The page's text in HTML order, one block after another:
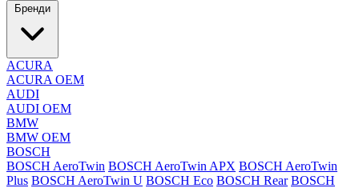
Бренди
ACURA
ACURA OEM
AUDI
AUDI OEM
BMW
BMW OEM
BOSCH
BOSCH AeroTwin BOSCH AeroTwin APX BOSCH AeroTwin
Plus BOSCH AeroTwin U BOSCH Eco BOSCH Rear BOSCH